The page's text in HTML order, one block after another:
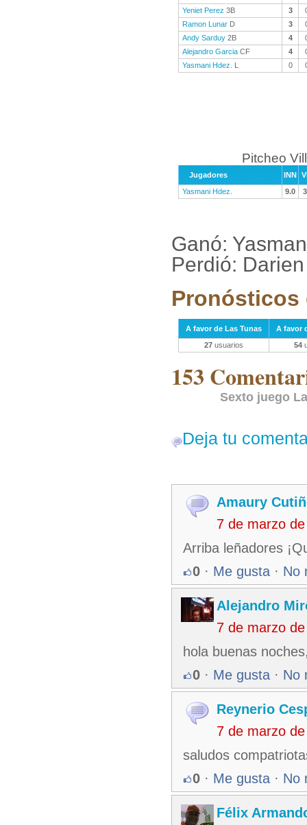
Yeniet Perez 3B 3
Ramon Lunar D 3
Andy Sarduy 2B 4
Alejandro Garcia CF 4
Yasmani Hdez.
L 0
Pitcheo
Jugadores INN
Yasmani Hdez.
9.0
Ganó:
Perdió:
Pronósticos
A favor de Las Tunas
A favor
27 usuarios 54
153
Sexto juego
Deja tu
Amaury
7 de marzo
Arriba leñadores
0 · Me gusta · No
Alejandro
7 de marzo
hola buenas
0 · Me gusta · No
Reynerio
7 de marzo
saludos
0 · Me gusta · No
Félix